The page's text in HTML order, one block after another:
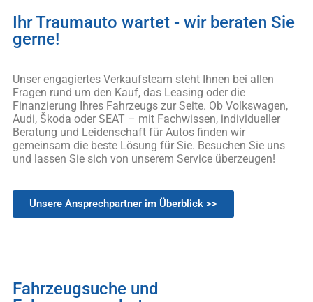
Ihr Traumauto wartet - wir beraten Sie
gerne!
Unser engagiertes Verkaufsteam steht Ihnen bei allen
Fragen rund um den Kauf, das Leasing oder die
Finanzierung Ihres Fahrzeugs zur Seite. Ob Volkswagen,
Audi, Škoda oder SEAT – mit Fachwissen, individueller
Beratung und Leidenschaft für Autos finden wir
gemeinsam die beste Lösung für Sie. Besuchen Sie uns
und lassen Sie sich von unserem Service überzeugen!
Unsere Ansprechpartner im Überblick >>
Fahrzeugsuche und